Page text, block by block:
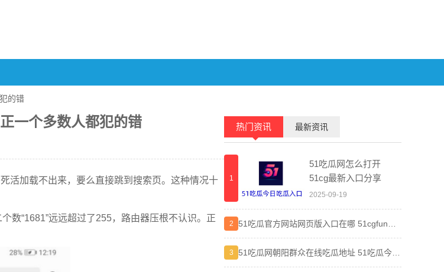
的错
一个多数人都犯的错
活加载不出来，要么直接跳到搜索页。这种情况十
数“1681”远远超过了255，路由器压根不认识。正
热门资讯 最新资讯
1
51吃瓜网怎么打开
51cg最新入口分享
2025-09-19
2
51吃瓜官方网站网页版入口在哪 51cgfun朝
阳热心群众入口分享
3
51吃瓜网朝阳群众在线吃瓜地址 51吃瓜今日
吃瓜必吃最新2024入口分享